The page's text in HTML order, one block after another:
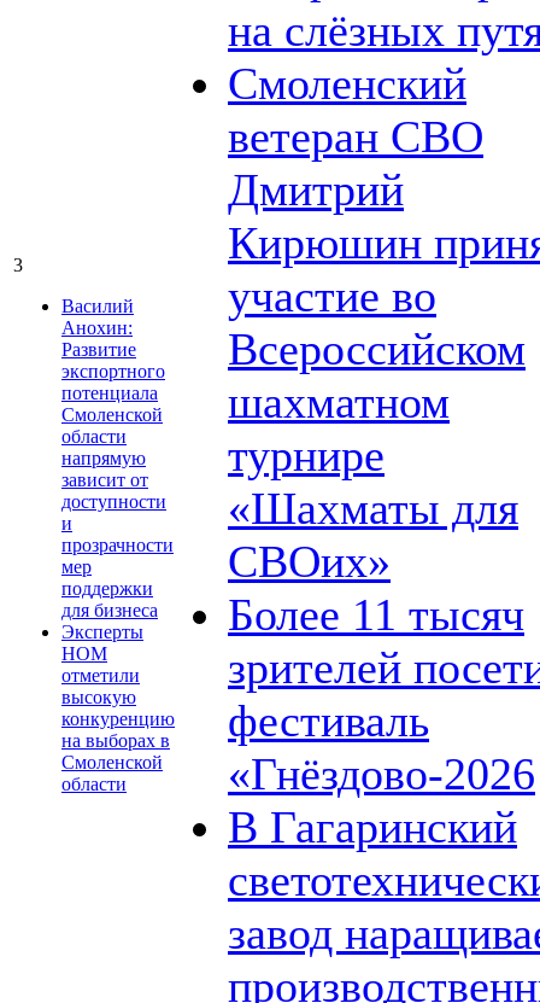
3
Василий
Анохин:
Развитие
экспортного
потенциала
Смоленской
области
напрямую
зависит от
доступности
и
прозрачности
мер
поддержки
для бизнеса
Эксперты
НОМ
отметили
высокую
конкуренцию
на выборах в
Смоленской
области
на слёзных
Смоленский
ветеран СВО
Дмитрий
Кирюшин
участие во
Всероссийском
шахматном
турнире
«Шахматы для
СВОих»
Более 11 тысяч
зрителей
фестиваль
«Гнёздово-2026
В Гагаринский
завод